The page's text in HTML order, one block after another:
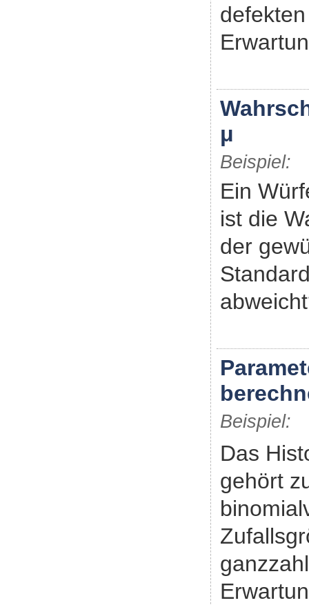
μ
Beispiel:
Ein
ist die
der
Beispiel:
Das
gehört